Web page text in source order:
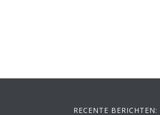
RECENTE BERICHTEN: